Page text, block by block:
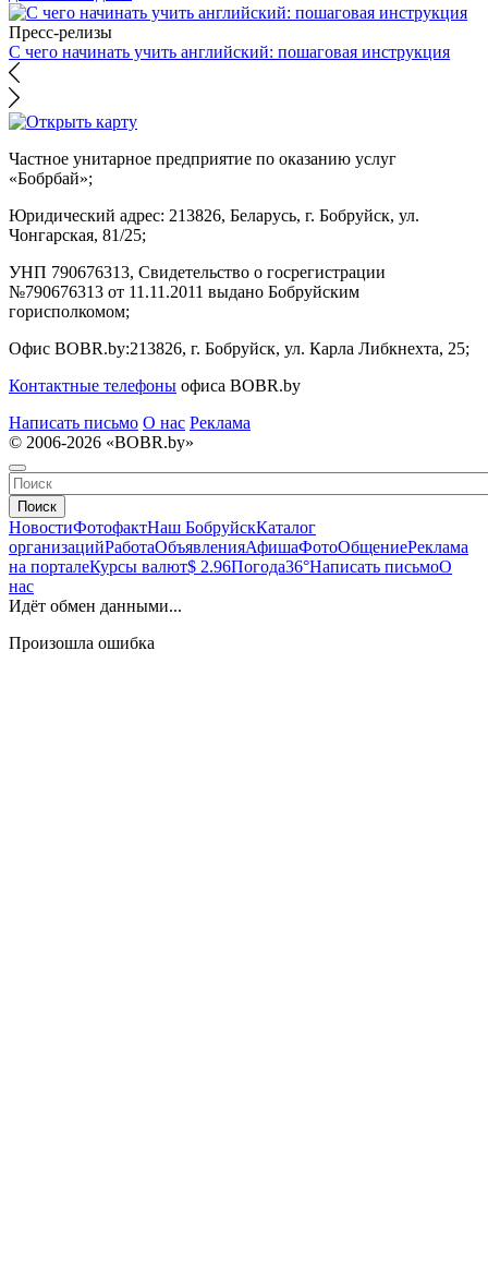
Пресс-релизы
С чего начинать учить английский: пошаговая инструкция
Частное унитарное предприятие по оказанию услуг
«Бобрбай»;
Юридический адрес: 213826, Беларусь, г. Бобруйск, ул.
Чонгарская, 81/25;
УНП 790676313, Свидетельство о госрегистрации
№790676313 от 11.11.2011 выдано Бобруйским
горисполкомом;
Офис BOBR.by:213826, г. Бобруйск, ул. Карла Либкнехта, 25;
Контактные телефоны офиса BOBR.by
Написать письмо О нас Реклама
© 2006-2026 «BOBR.by»
Поиск
НовостиФотофактНаш БобруйскКаталог
организацийРаботаОбъявленияАфишаФотоОбщениеРеклама
на порталеКурсы валют$ 2.96Погода36°Написать письмоО
нас
Идёт обмен данными...
Произошла ошибка